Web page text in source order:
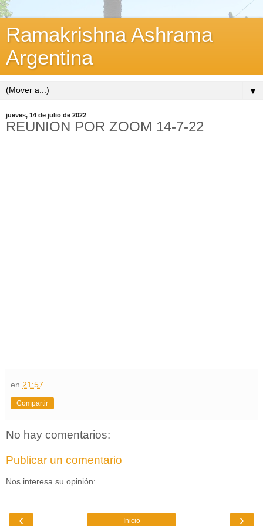
Ramakrishna Ashrama
Argentina
▼
jueves, 14 de julio de 2022
REUNION POR ZOOM 14-7-22
en 21:57
Compartir
No hay comentarios:
Publicar un comentario
Nos interesa su opinión:
‹ ›
Inicio